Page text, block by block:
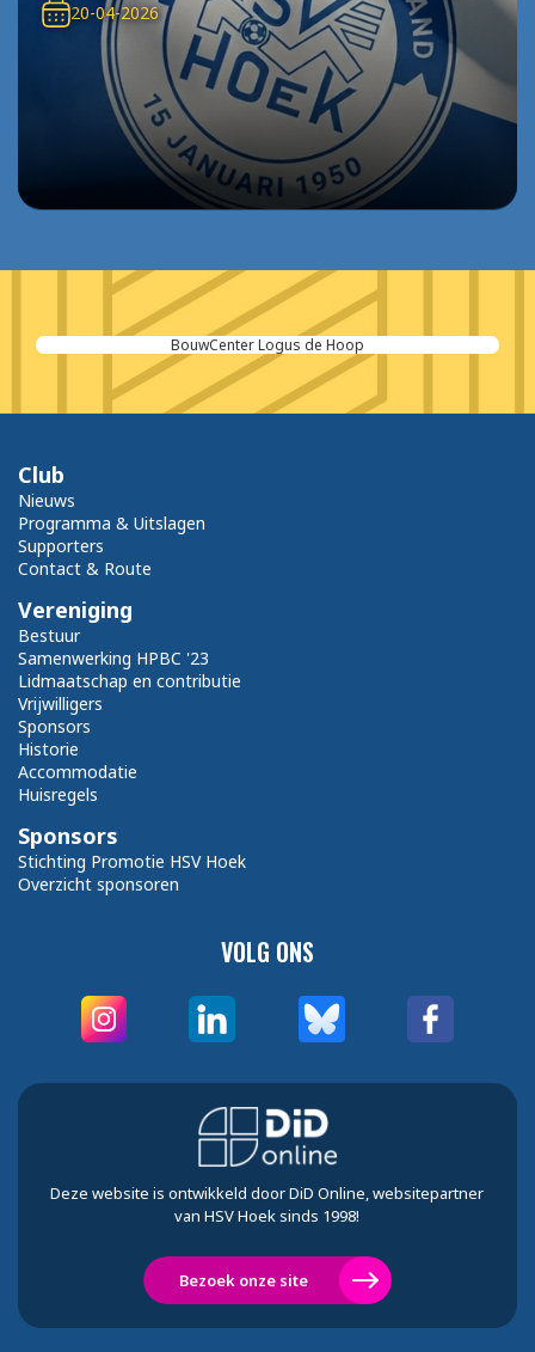
20-04-2026
BouwCenter Logus de Hoop
VOLG ONS
Club
Nieuws
Programma & Uitslagen
Supporters
Contact & Route
Vereniging
Bestuur
Samenwerking HPBC '23
Lidmaatschap en contributie
Vrijwilligers
Sponsors
Historie
Accommodatie
Huisregels
Sponsors
Stichting Promotie HSV Hoek
Overzicht sponsoren
Deze website is ontwikkeld door DiD Online, websitepartner
van HSV Hoek sinds 1998!
Bezoek onze site